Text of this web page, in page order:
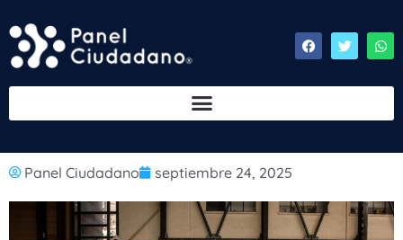
Panel Ciudadano septiembre 24, 2025